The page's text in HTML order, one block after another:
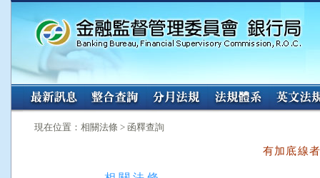
:::
現在位置：相關法條 > 函釋查詢
有加底線